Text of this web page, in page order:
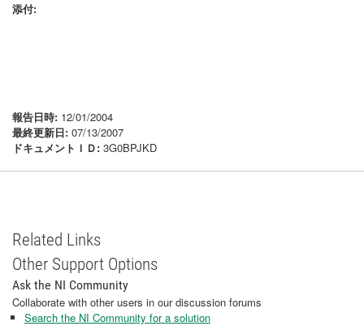
添付:
報告日時: 12/01/2004
最終更新日: 07/13/2007
ドキュメントＩＤ: 3G0BPJKD
Related Links
Other Support Options
Ask the NI Community
Collaborate with other users in our discussion forums
Search the NI Community for a solution